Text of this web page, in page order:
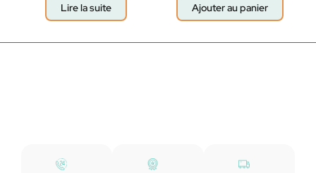
Lire la suite Ajouter au panier